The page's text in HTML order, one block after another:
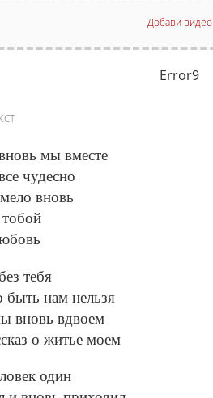
Добави видео
Error9
мы вместе
чудесно
вновь
тобой
тебя
быть нам нельзя
вновь вдвоем
о житье моем
один